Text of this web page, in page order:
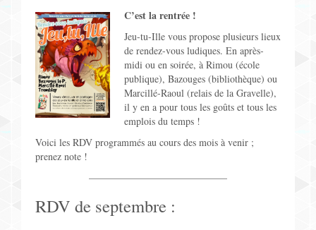
Jeux de Plateau
Jeux de Cartes
Jeux pour Enfants
Jeux de Rôle
Contact
C’est la rentrée !
Jeu-tu-Ille vous propose plusieurs lieux
de rendez-vous ludiques. En après-
midi ou en soirée, à Rimou (école
publique), Bazouges (bibliothèque) ou
Marcillé-Raoul (relais de la Gravelle),
il y en a pour tous les goûts et tous les
emplois du temps !
Voici les RDV programmés au cours des mois à venir ;
prenez note !
——————————————
RDV de septembre :